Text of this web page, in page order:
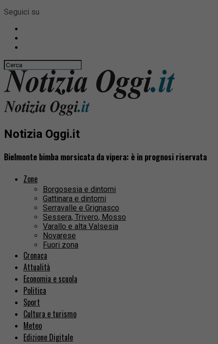
Seguici su
Notizia Oggi.it
Bielmonte bimba morsicata da vipera: è in prognosi riservata
Zone
Borgosesia e dintorni
Gattinara e dintorni
Serravalle e Grignasco
Sessera, Trivero, Mosso
Varallo e alta Valsesia
Novarese
Fuori zona
Cronaca
Attualità
Economia e scuola
Politica
Sport
Cultura e turismo
Meteo
Edizione Digitale